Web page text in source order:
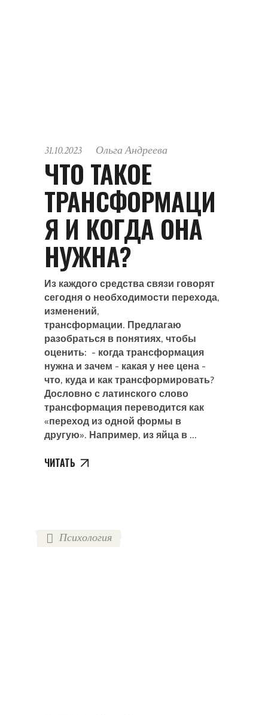
31.10.2023 Ольга Андреева
ЧТО ТАКОЕ
ТРАНСФОРМАЦИ
Я И КОГДА ОНА
НУЖНА?
Из каждого средства связи говорят
сегодня о необходимости перехода,
изменений,
трансформации. Предлагаю
разобраться в понятиях, чтобы
оценить: - когда трансформация
нужна и зачем - какая у нее цена -
что, куда и как трансформировать?
Дословно с латинского слово
трансформация переводится как
«переход из одной формы в
другую». Например, из яйца в
ЧИТАТЬ
Психология